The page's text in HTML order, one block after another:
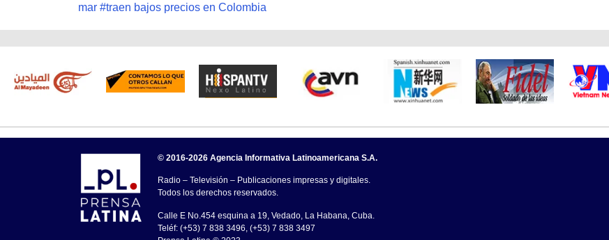
mar #traen bajos precios en Colombia
© 2016-2026 Agencia Informativa Latinoamericana S.A.
Radio – Televisión – Publicaciones impresas y digitales.
Todos los derechos reservados.
Calle E No.454 esquina a 19, Vedado, La Habana, Cuba.
Teléf: (+53) 7 838 3496, (+53) 7 838 3497